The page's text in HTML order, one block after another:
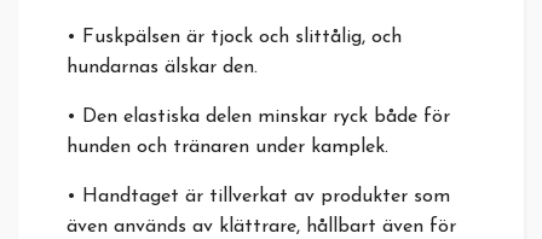
• Fuskpälsen är tjock och slittålig, och
hundarnas älskar den.
• Den elastiska delen minskar ryck både för
hunden och tränaren under kamplek.
• Handtaget är tillverkat av produkter som
även används av klättrare, hållbart även för